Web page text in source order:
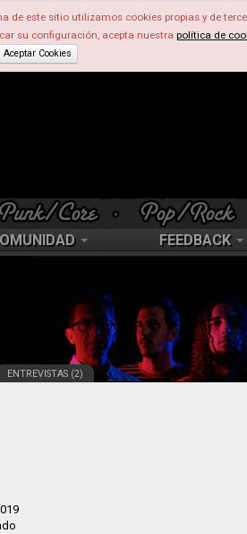
de este sitio utilizamos cookies propias y de
su configuración, acepta nuestra política de
Aceptar Cookies
FEEDBACK
ENTREVISTAS (2)